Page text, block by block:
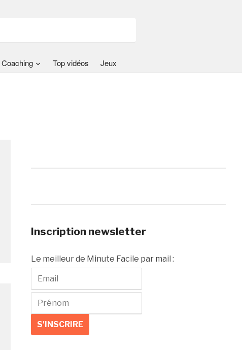
Coaching Top vidéos Jeux
Inscription newsletter
Le meilleur de Minute Facile par mail :